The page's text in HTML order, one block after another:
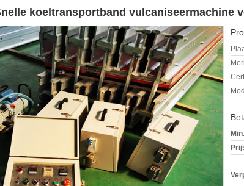
koeltransportband vulcaniseermachine